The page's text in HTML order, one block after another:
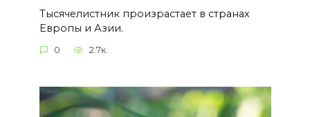
Тысячелистник произрастает в странах
Европы и Азии.
0 2.7к.